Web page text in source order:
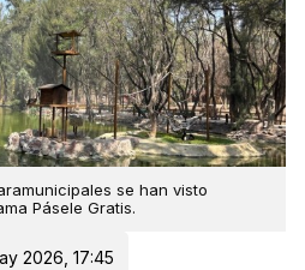
se han visto
Pásele Gratis.
2026, 17:45